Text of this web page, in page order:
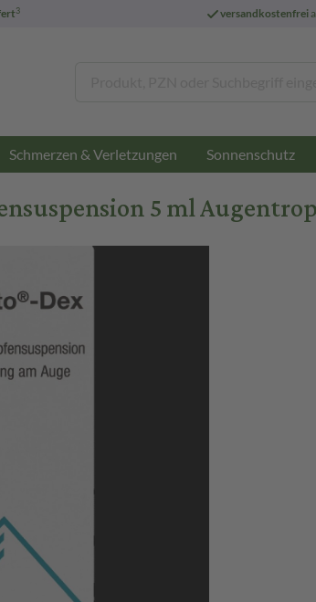
3 versandkostenfrei
Schmerzen & Verletzungen Sonnenschutz
5 ml